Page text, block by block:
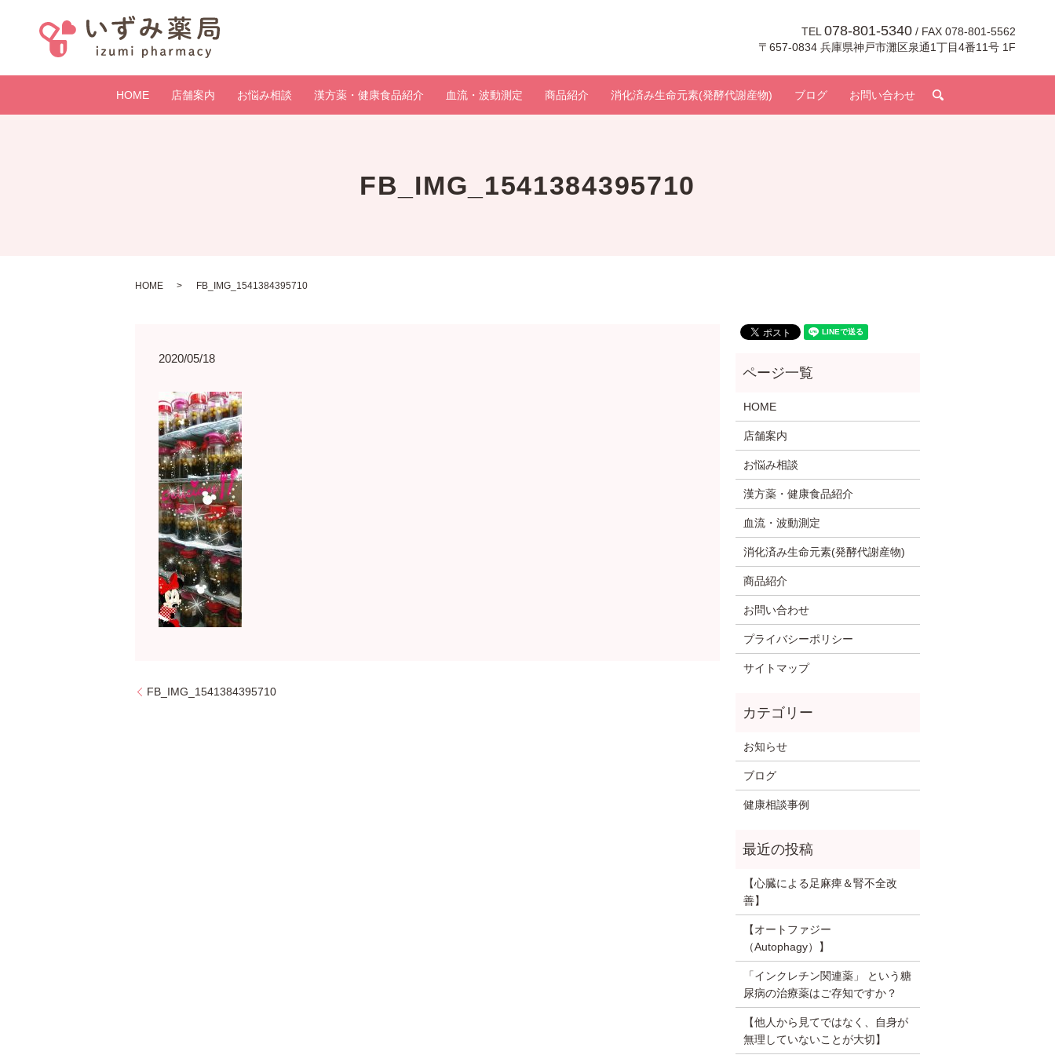
TEL 078-801-5340 / FAX 078-801-5562
〒657-0834 兵庫県神戸市灘区泉通1丁目4番11号 1F
HOME 店舗案内 お悩み相談 漢方薬・健康食品紹介 血流・波動測定 商品紹介 消化済み生命元素(発酵代謝産物) ブログ お問い合わせ
FB_IMG_1541384395710
HOME FB_IMG_1541384395710
2020/05/18
FB_IMG_1541384395710
HOME
店舗案内
お悩み相談
漢方薬・健康食品紹介
血流・波動測定
消化済み生命元素(発酵代謝産物)
商品紹介
お問い合わせ
プライバシーポリシー
サイトマップ
お知らせ
ブログ
健康相談事例
【心臓による足麻痺＆腎不全改
善】
【オートファジー
（Autophagy）】
「インクレチン関連薬」 という糖
尿病の治療薬はご存知ですか？
【他人から見てではなく、自身が
無理していないことが大切】